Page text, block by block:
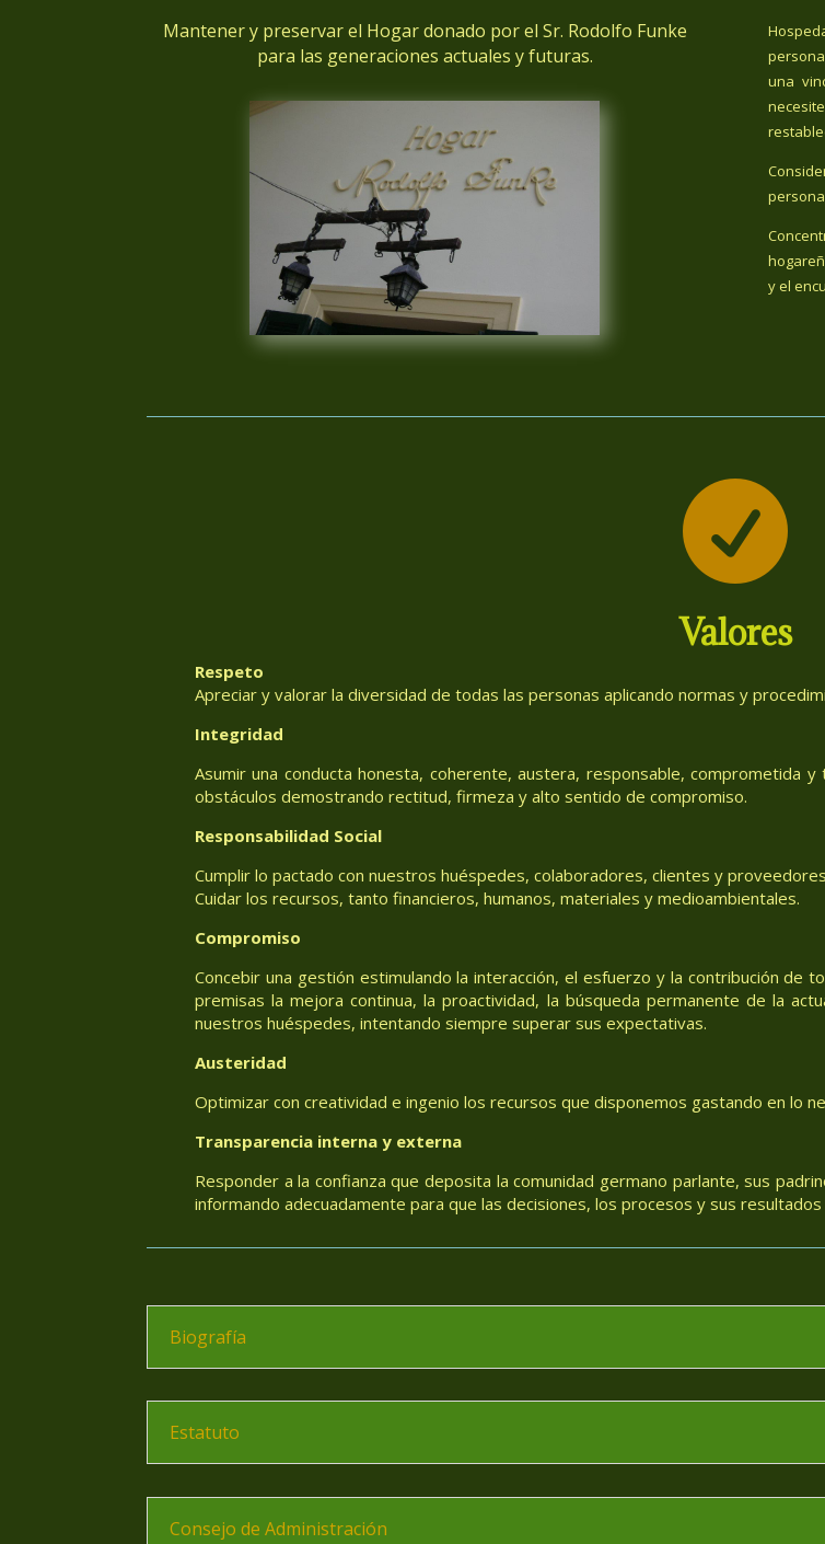
Mantener y preservar el Hogar donado por el Sr. Rodolfo Funke
para las generaciones actuales y futuras.
una
y el

Valores
Respeto
Apreciar y valorar la diversidad de todas las personas aplicando normas y
Integridad
Asumir una conducta honesta, coherente, austera, responsable, comprometida
obstáculos demostrando rectitud, firmeza y alto sentido de compromiso.
Responsabilidad Social
Cumplir lo pactado con nuestros huéspedes, colaboradores, clientes y
Cuidar los recursos, tanto financieros, humanos, materiales y medioambientales.
Compromiso
Concebir una gestión estimulando la interacción, el esfuerzo y la contribución de
premisas la mejora continua, la proactividad, la búsqueda permanente de la
nuestros huéspedes, intentando siempre superar sus expectativas.
Austeridad
Optimizar con creatividad e ingenio los recursos que disponemos gastando en lo
Transparencia interna y externa
Responder a la confianza que deposita la comunidad germano parlante, sus
informando adecuadamente para que las decisiones, los procesos y sus
Biografía
Estatuto
Consejo de Administración